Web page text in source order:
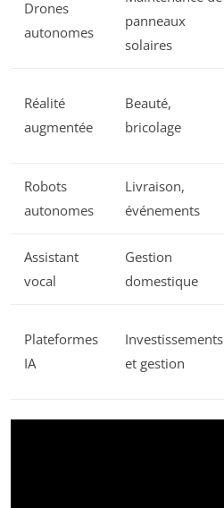
Drones
autonomes
panneaux
solaires
Réalité
augmentée
Beauté,
bricolage
Robots
autonomes
Livraison,
événements
Assistant
vocal
Gestion
domestique
Plateformes
IA
Investissements
et gestion